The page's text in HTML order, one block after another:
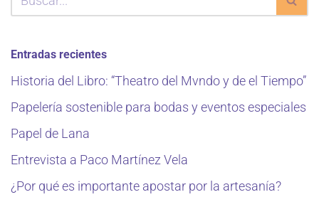
Entradas recientes
Historia del Libro: “Theatro del Mvndo y de el Tiempo”
Papelería sostenible para bodas y eventos especiales
Papel de Lana
Entrevista a Paco Martínez Vela
¿Por qué es importante apostar por la artesanía?